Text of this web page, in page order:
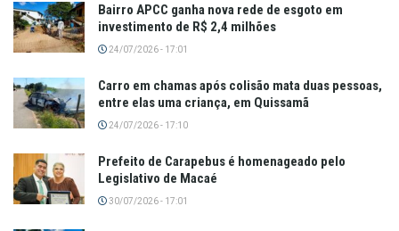
Bairro APCC ganha nova rede de esgoto em
investimento de R$ 2,4 milhões
24/07/2026 - 17:01
Carro em chamas após colisão mata duas pessoas,
entre elas uma criança, em Quissamã
24/07/2026 - 17:10
Prefeito de Carapebus é homenageado pelo
Legislativo de Macaé
30/07/2026 - 17:01